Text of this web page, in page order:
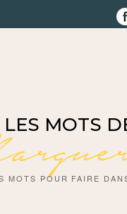
LES MOTS
MOTS POUR FAIRE